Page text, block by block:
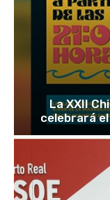
La XXII
celebrará